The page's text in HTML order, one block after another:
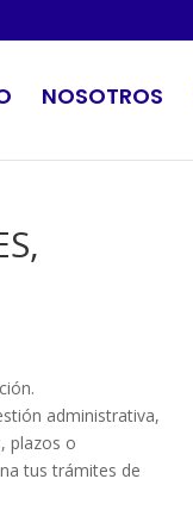
NOSOTROS
administrativa,
plazos o
tus trámites de